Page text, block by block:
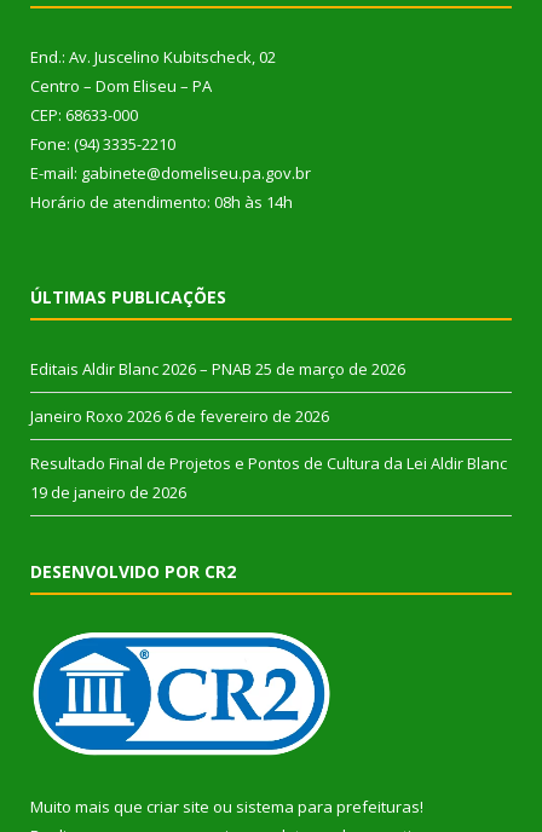
End.: Av. Juscelino Kubitscheck, 02
Centro – Dom Eliseu – PA
CEP: 68633-000
Fone: (94) 3335-2210
E-mail: gabinete@domeliseu.pa.gov.br
Horário de atendimento: 08h às 14h
ÚLTIMAS PUBLICAÇÕES
Editais Aldir Blanc 2026 – PNAB 25 de março de 2026
Janeiro Roxo 2026 6 de fevereiro de 2026
Resultado Final de Projetos e Pontos de Cultura da Lei Aldir Blanc
19 de janeiro de 2026
DESENVOLVIDO POR CR2
Muito mais que criar site ou sistema para prefeituras!